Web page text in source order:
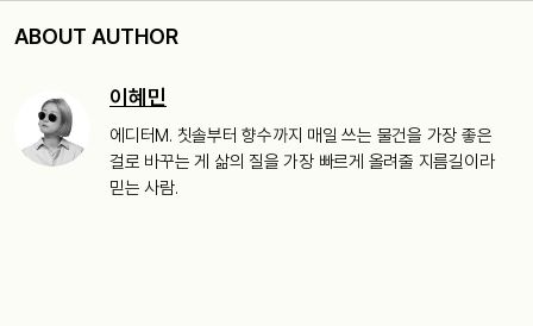
ABOUT AUTHOR
이혜민
에디터M. 칫솔부터 향수까지 매일 쓰는 물건을 가장 좋은
걸로 바꾸는 게 삶의 질을 가장 빠르게 올려줄 지름길이라
믿는 사람.